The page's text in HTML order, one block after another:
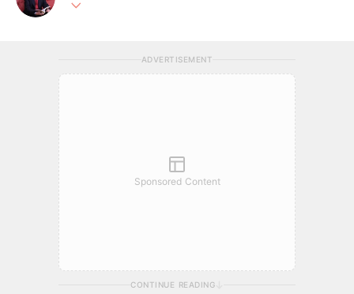
有専欄刊豋在各大報章雜誌，著作有《2020質優免費幼稚園》、
《2020小學升學一本通》、《不一樣的家長》等二十八本。
ADVERTISEMENT
Sponsored Content
CONTINUE READING